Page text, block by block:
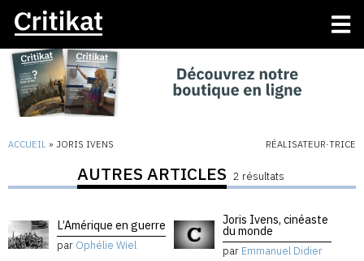
ACCUEIL » JORIS IVENS RÉALISATEUR·TRICE
AUTRES ARTICLES 2 résultats
L’Amérique en guerre
par Ophélie Wiel
Joris Ivens, cinéaste
du monde
par Emmanuel Didier